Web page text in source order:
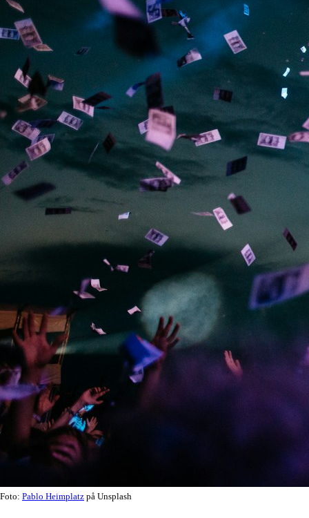
Foto: Pablo Heimplatz på Unsplash